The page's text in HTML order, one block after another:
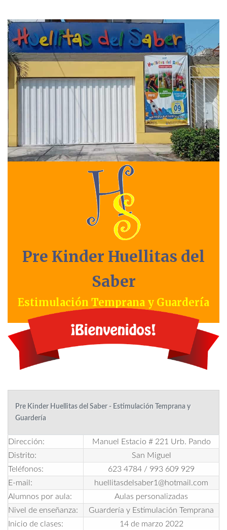
Pre Kinder Huellitas del
Saber
Estimulación Temprana y Guardería
Pre Kinder Huellitas del Saber - Estimulación Temprana y
Guardería
Dirección:
Manuel Estacio # 221 Urb. Pando
Distrito:
San Miguel
Teléfonos:
623 4784 / 993 609 929
E-mail:
huellitasdelsaber1@hotmail.com
Alumnos por aula:
Aulas personalizadas
Nivel de enseñanza:
Guardería y Estimulación Temprana
Inicio de clases:
14 de marzo 2022